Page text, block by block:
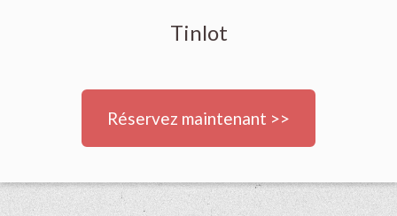
Tinlot
Réservez maintenant >>